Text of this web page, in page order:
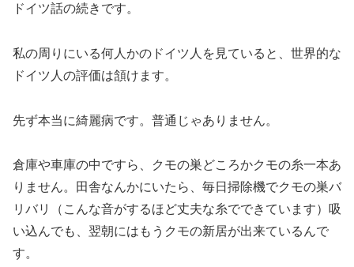
ドイツ話の続きです。
私の周りにいる何人かのドイツ人を見ていると、世界的な
ドイツ人の評価は頷けます。
先ず本当に綺麗病です。普通じゃありません。
倉庫や車庫の中ですら、クモの巣どころかクモの糸一本あ
りません。田舎なんかにいたら、毎日掃除機でクモの巣バ
リバリ（こんな音がするほど丈夫な糸でできています）吸
い込んでも、翌朝にはもうクモの新居が出来ているんで
す。